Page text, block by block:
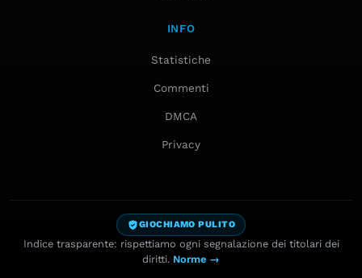
INFO
Statistiche
Commenti
DMCA
Privacy
GIOCHIAMO PULITO
Indice trasparente: rispettiamo ogni segnalazione dei titolari dei
diritti. Norme →